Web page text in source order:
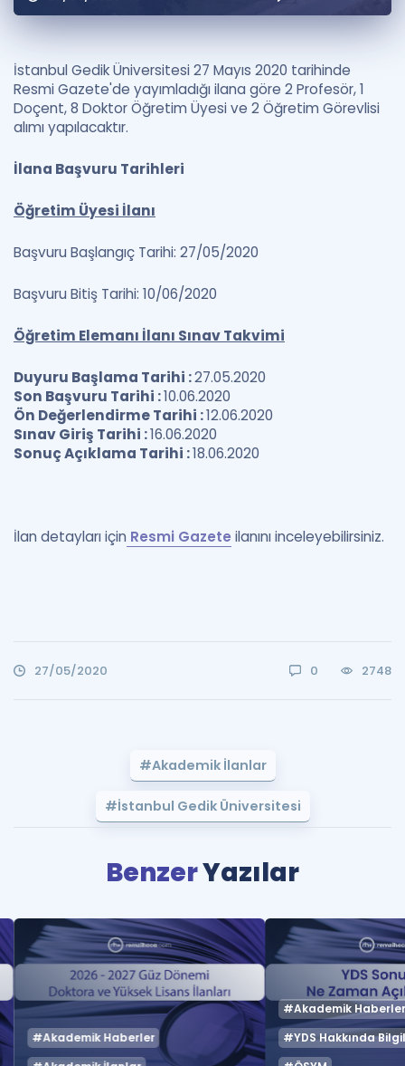
Puan Hesaplama
ÖSYM Sınav Takvimi
Kampanyalar
Blog
İngilizce Gramer
İstanbul Gedik Üniversitesi 27 Mayıs 2020 tarihinde
Resmi Gazete'de yayımladığı ilana göre 2 Profesör, 1
Doçent, 8 Doktor Öğretim Üyesi ve 2 Öğretim Görevlisi
alımı yapılacaktır.
İlana Başvuru Tarihleri
Öğretim Üyesi İlanı
Başvuru Başlangıç Tarihi: 27/05/2020
Başvuru Bitiş Tarihi: 10/06/2020
Öğretim Elemanı İlanı Sınav Takvimi
Duyuru Başlama Tarihi :27.05.2020
Son Başvuru Tarihi :10.06.2020
Ön Değerlendirme Tarihi :12.06.2020
Sınav Giriş Tarihi :16.06.2020
Sonuç Açıklama Tarihi :18.06.2020
İlan detayları için Resmi Gazete ilanını inceleyebilirsiniz.
27/05/2020 0 2748
#Akademik İlanlar
#İstanbul Gedik Üniversitesi
BenzerYazılar
#Akademik Haberler
#Akademik
#YDS Hakkında